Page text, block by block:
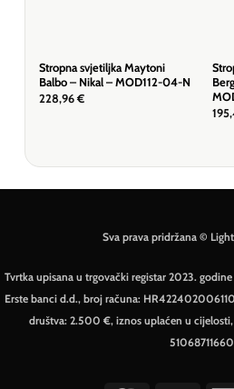
Stropna svjetiljka Maytoni
Balbo – Nikal – MOD112-04-N
228,96 €
Sva prava pridržana ©
Tvrtka upisana u trgovački registar 2023.
Erste banci d.d., broj računa:
društva: 2.500 €, iznos uplaćen u